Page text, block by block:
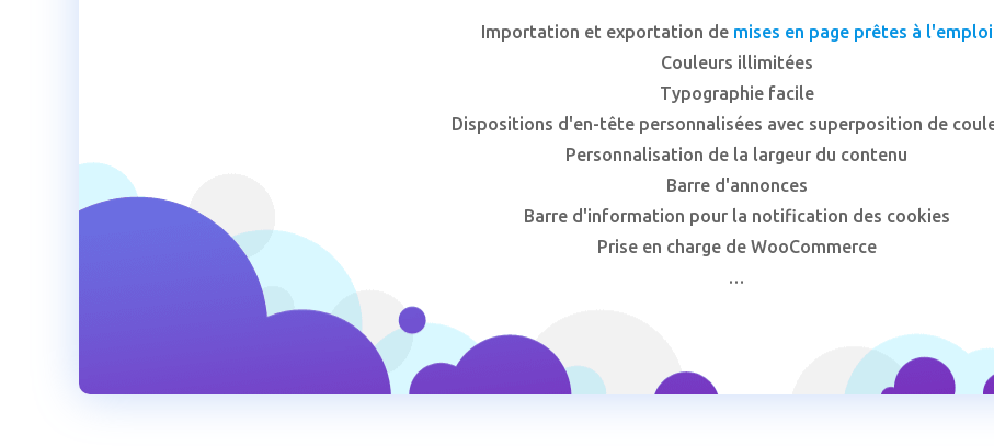
Importation et exportation de mises en page prêtes à l'emploi
Couleurs illimitées
Typographie facile
Dispositions d'en-tête personnalisées avec superposition de
Personnalisation de la largeur du contenu
Barre d'annonces
Barre d'information pour la notification des cookies
Prise en charge de WooCommerce
…